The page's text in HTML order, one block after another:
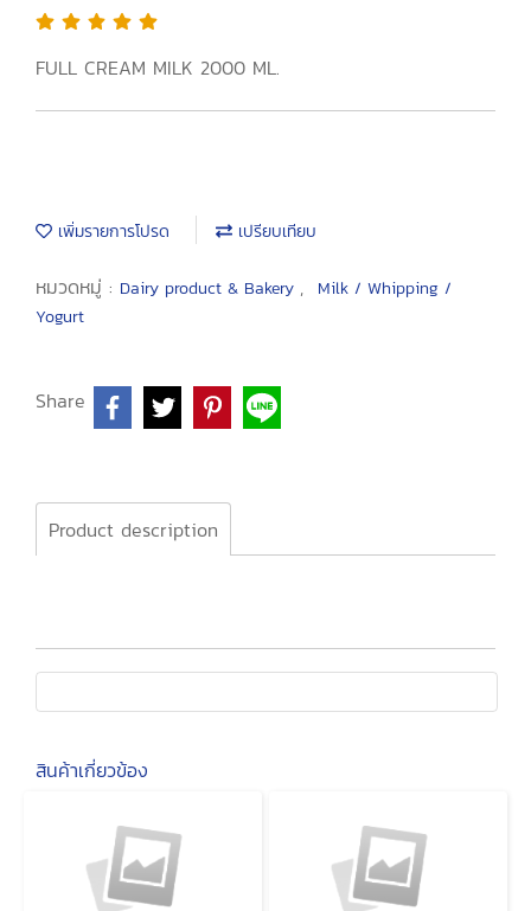
FULL CREAM MILK 2000 ML.
เพิ่มรายการโปรด เปรียบเทียบ
หมวดหมู่ : Dairy product & Bakery ,
Milk / Whipping /
Yogurt
Share
Product description
สินค้าเกี่ยวข้อง